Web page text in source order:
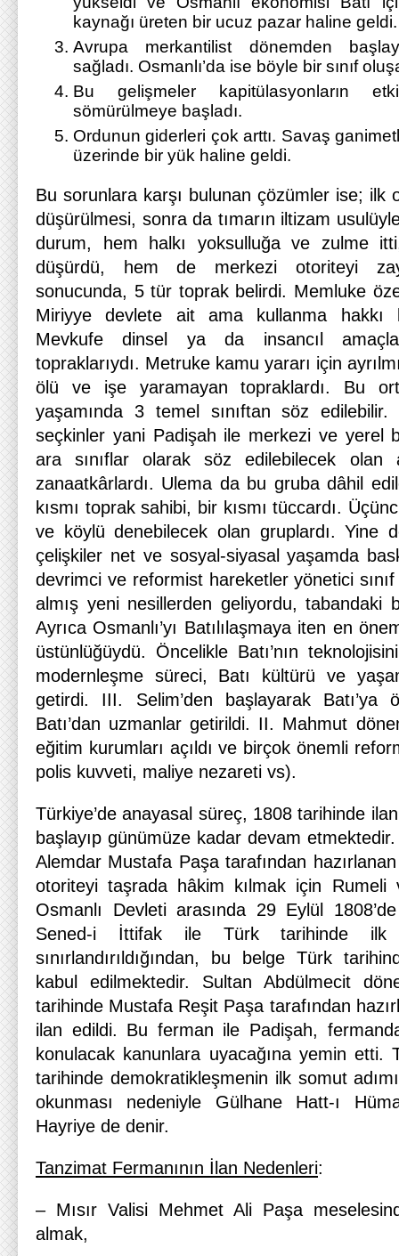
kaynağı üreten bir ucuz pazar haline geldi.
Avrupa merkantilist dönemden
sağladı. Osmanlı’da ise böyle bir sınıf
Bu gelişmeler kapitülasyonların
sömürülmeye başladı.
Ordunun giderleri çok arttı. Savaş
üzerinde bir yük haline geldi.
Bu sorunlara karşı bulunan çözümler ise; ilk
düşürülmesi, sonra da tımarın iltizam
durum, hem halkı yoksulluğa ve zulme
düşürdü, hem de merkezi otoriteyi
sonucunda, 5 tür toprak belirdi. Memluke
Miriyye devlete ait ama kullanma hakkı
Mevkufe dinsel ya da insancıl
topraklarıydı. Metruke kamu yararı için
ölü ve işe yaramayan topraklardı. Bu
yaşamında 3 temel sınıftan söz
seçkinler yani Padişah ile merkezi ve yerel
ara sınıflar olarak söz edilebilecek
zanaatkârlardı. Ulema da bu gruba dâhil
kısmı toprak sahibi, bir kısmı tüccardı.
ve köylü denebilecek olan gruplardı. Yine
çelişkiler net ve sosyal-siyasal yaşamda
devrimci ve reformist hareketler yönetici sınıf
almış yeni nesillerden geliyordu, tabandaki
Ayrıca Osmanlı’yı Batılılaşmaya iten en
üstünlüğüydü. Öncelikle Batı’nın
modernleşme süreci, Batı kültürü ve
getirdi. III. Selim’den başlayarak Batı’ya
Batı’dan uzmanlar getirildi. II. Mahmut
eğitim kurumları açıldı ve birçok önemli
polis kuvveti, maliye nezareti vs).
Türkiye’de anayasal süreç, 1808 tarihinde
başlayıp günümüze kadar devam
Alemdar Mustafa Paşa tarafından
otoriteyi taşrada hâkim kılmak için Rumeli
Osmanlı Devleti arasında 29 Eylül 1808’de
Sened-i İttifak ile Türk tarihinde ilk
sınırlandırıldığından, bu belge Türk
kabul edilmektedir. Sultan Abdülmecit
tarihinde Mustafa Reşit Paşa tarafından
ilan edildi. Bu ferman ile Padişah,
konulacak kanunlara uyacağına yemin etti.
tarihinde demokratikleşmenin ilk somut
okunması nedeniyle Gülhane Hatt-ı
Hayriye de denir.
Tanzimat Fermanının İlan Nedenleri:
– Mısır Valisi Mehmet Ali Paşa
almak,